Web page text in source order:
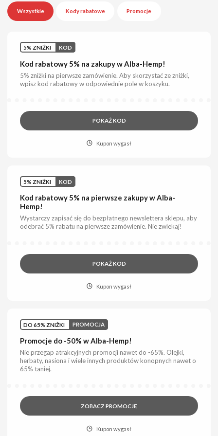
Wszystkie Kody rabatowe Promocje
5% ZNIŻKI KOD
Kod rabatowy 5% na zakupy w Alba-Hemp!
5% zniżki na pierwsze zamówienie. Aby skorzystać ze zniżki,
wpisz kod rabatowy w odpowiednie pole w koszyku.
POKAŻ KOD
Kupon wygasł
5% ZNIŻKI KOD
Kod rabatowy 5% na pierwsze zakupy w Alba-
Hemp!
Wystarczy zapisać się do bezpłatnego newslettera sklepu, aby
odebrać 5% rabatu na pierwsze zamówienie. Nie zwlekaj!
POKAŻ KOD
Kupon wygasł
DO 65% ZNIŻKI PROMOCJA
Promocje do -50% w Alba-Hemp!
Nie przegap atrakcyjnych promocji nawet do -65%. Olejki,
herbaty, nasiona i wiele innych produktów konopnych nawet o
65% taniej.
ZOBACZ PROMOCJĘ
Kupon wygasł